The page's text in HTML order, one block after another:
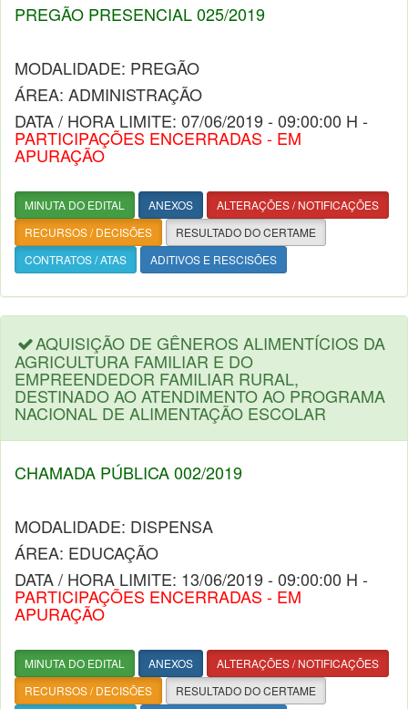
PREGÃO PRESENCIAL 025/2019
MODALIDADE: PREGÃO
ÁREA: ADMINISTRAÇÃO
DATA / HORA LIMITE: 07/06/2019 - 09:00:00 H -
PARTICIPAÇÕES ENCERRADAS - EM
APURAÇÃO
MINUTA DO EDITAL ANEXOS
ALTERAÇÕES / NOTIFICAÇÕES
RECURSOS / DECISÕES
RESULTADO DO CERTAME
CONTRATOS / ATAS
ADITIVOS E RESCISÕES
AQUISIÇÃO DE GÊNEROS ALIMENTÍCIOS DA
AGRICULTURA FAMILIAR E DO
EMPREENDEDOR FAMILIAR RURAL,
DESTINADO AO ATENDIMENTO AO PROGRAMA
NACIONAL DE ALIMENTAÇÃO ESCOLAR
CHAMADA PÚBLICA 002/2019
MODALIDADE: DISPENSA
ÁREA: EDUCAÇÃO
DATA / HORA LIMITE: 13/06/2019 - 09:00:00 H -
PARTICIPAÇÕES ENCERRADAS - EM
APURAÇÃO
MINUTA DO EDITAL ANEXOS
ALTERAÇÕES / NOTIFICAÇÕES
RECURSOS / DECISÕES
RESULTADO DO CERTAME